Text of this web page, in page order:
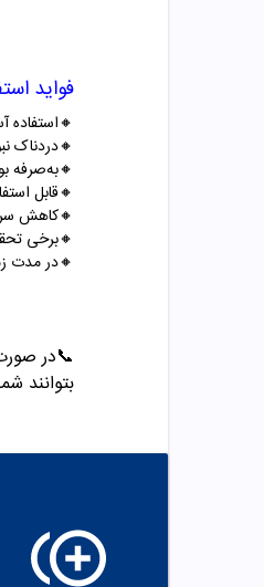
فواید
🔸استفاده
🔸دردناک
🔸به‌صرفه
🔸قابل‌
🔸کاهش
🔸برخی
🔸در مدت
📞در صورت
بتوانند